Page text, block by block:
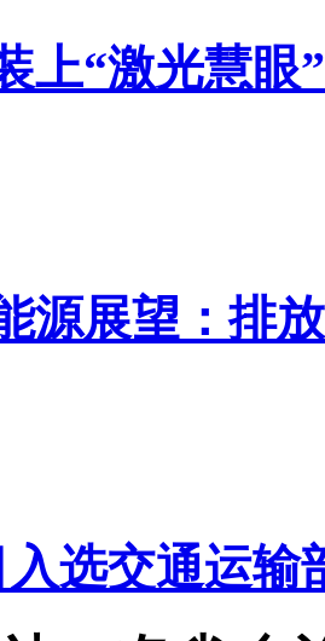
上“激光慧眼”
源展望：排
入选交通运输